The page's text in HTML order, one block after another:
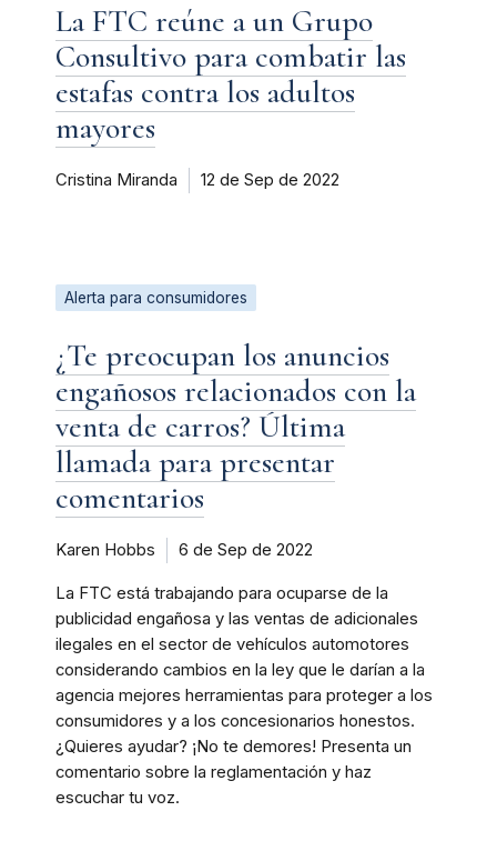
La FTC reúne a un Grupo
Consultivo para combatir las
estafas contra los adultos
mayores
Cristina Miranda 12 de Sep de 2022
Alerta para consumidores
¿Te preocupan los anuncios
engañosos relacionados con la
venta de carros? Última
llamada para presentar
comentarios
Karen Hobbs 6 de Sep de 2022
La FTC está trabajando para ocuparse de la
publicidad engañosa y las ventas de adicionales
ilegales en el sector de vehículos automotores
considerando cambios en la ley que le darían a la
agencia mejores herramientas para proteger a los
consumidores y a los concesionarios honestos.
¿Quieres ayudar? ¡No te demores! Presenta un
comentario sobre la reglamentación y haz
escuchar tu voz.